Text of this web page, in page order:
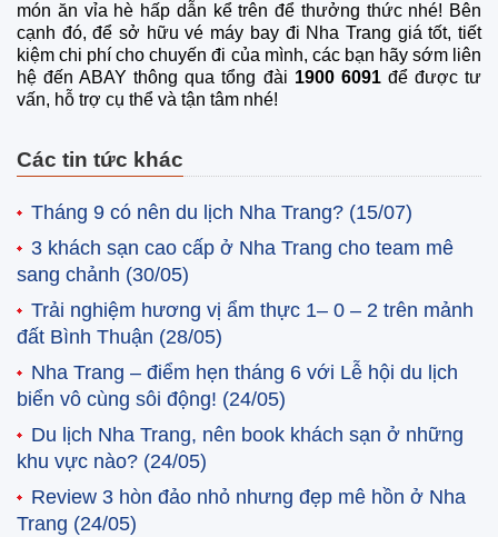
món ăn vỉa hè hấp dẫn kể trên để thưởng thức nhé! Bên
cạnh đó, để sở hữu vé máy bay đi Nha Trang giá tốt, tiết
kiệm chi phí cho chuyến đi của mình, các bạn hãy sớm liên
hệ đến ABAY thông qua tổng đài 1900 6091để được tư
vấn, hỗ trợ cụ thể và tận tâm nhé!
Các tin tức khác
Tháng 9 có nên du lịch Nha Trang? (15/07)
3 khách sạn cao cấp ở Nha Trang cho team mê
sang chảnh (30/05)
Trải nghiệm hương vị ẩm thực 1– 0 – 2 trên mảnh
đất Bình Thuận (28/05)
Nha Trang – điểm hẹn tháng 6 với Lễ hội du lịch
biển vô cùng sôi động! (24/05)
Du lịch Nha Trang, nên book khách sạn ở những
khu vực nào? (24/05)
Review 3 hòn đảo nhỏ nhưng đẹp mê hồn ở Nha
Trang (24/05)